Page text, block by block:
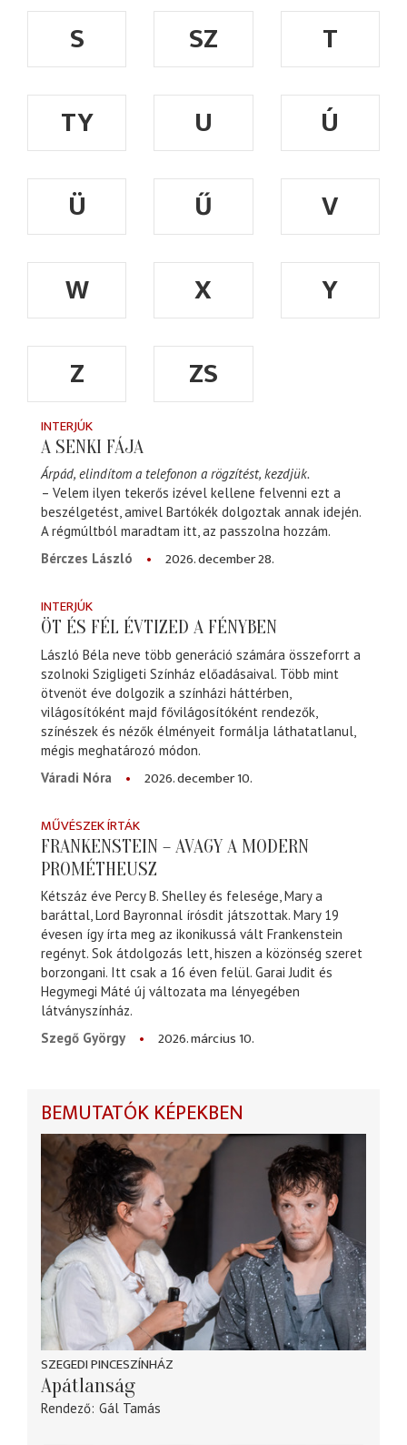
S SZ
T
TY
U
Ú
Ü
Ű
V
W
X
Y
Z
ZS
INTERJÚK
A SENKI FÁJA
Árpád, elindítom a telefonon a rögzítést, kezdjük.
– Velem ilyen tekerős izével kellene felvenni ezt a
beszélgetést, amivel Bartókék dolgoztak annak idején.
A régmúltból maradtam itt, az passzolna hozzám.
Bérczes László
2026. december 28.
INTERJÚK
ÖT ÉS FÉL ÉVTIZED A FÉNYBEN
László Béla neve több generáció számára összeforrt a
szolnoki Szigligeti Színház előadásaival. Több mint
ötvenöt éve dolgozik a színházi háttérben,
világosítóként majd fővilágosítóként rendezők,
színészek és nézők élményeit formálja láthatatlanul,
mégis meghatározó módon.
Váradi Nóra
2026. december 10.
MŰVÉSZEK ÍRTÁK
FRANKENSTEIN – AVAGY A MODERN
PROMÉTHEUSZ
Kétszáz éve Percy B. Shelley és felesége, Mary a
baráttal, Lord Bayronnal írósdit játszottak. Mary 19
évesen így írta meg az ikonikussá vált Frankenstein
regényt. Sok átdolgozás lett, hiszen a közönség szeret
borzongani. Itt csak a 16 éven felül. Garai Judit és
Hegymegi Máté új változata ma lényegében
látványszínház.
Szegő György
2026. március 10.
BEMUTATÓK KÉPEKBEN
SZEGEDI PINCESZÍNHÁZ
Apátlanság
Rendező Gál Tamás